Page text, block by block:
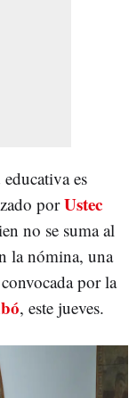
es
porUstec
no se suma al
la nómina, una
por la
, este jueves.